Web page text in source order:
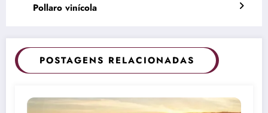
Pollaro vinícola
POSTAGENS RELACIONADAS